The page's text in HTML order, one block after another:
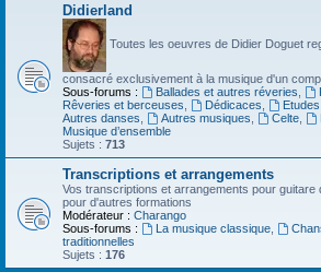
Didierland
Toutes les oeuvres de Didier Doguet
consacré exclusivement à la musique d'un
Sous-forums :
Ballades et autres réveries
Rêveries et berceuses
Dédicaces Etudes
Autres danses
Autres musiques Celte,
Musique d’ensemble
Sujets : 713
Transcriptions et arrangements
Vos transcriptions et arrangements pour guitare
pour d'autres formations
Modérateur : Charango
Sous-forums :
La musique classique,
traditionnelles
Sujets : 176